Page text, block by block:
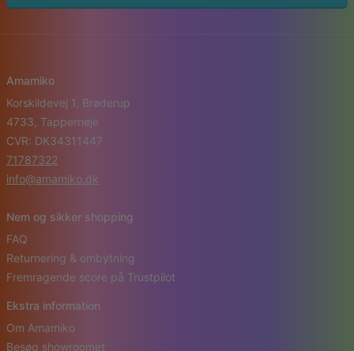
Amamiko
Korskildevej 1, Brøderup
4733, Tappernøje
CVR: DK34311447
71787322
info@amamiko.dk
Nem og sikker shopping
FAQ
Returnering & ombytning
Fremragende score på Trustpilot
Ekstra information
Om Amamiko
Besøg showroomet